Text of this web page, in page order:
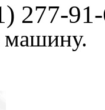
277-
машину.